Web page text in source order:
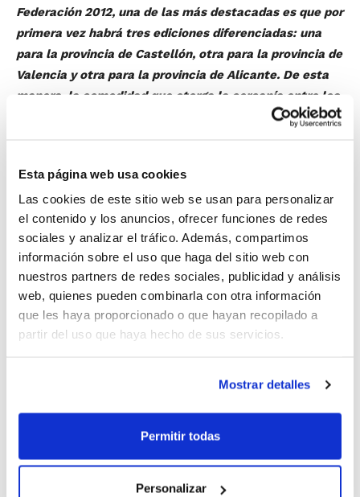
Esta página web usa cookies
Las cookies de este sitio web se usan para personalizar
el contenido y los anuncios, ofrecer funciones de redes
sociales y analizar el tráfico. Además, compartimos
información sobre el uso que haga del sitio web con
nuestros partners de redes sociales, publicidad y análisis
web, quienes pueden combinarla con otra información
que les haya proporcionado o que hayan recopilado a
partir del uso que haya hecho de sus servicios.
Mostrar detalles
Permitir todas
Personalizar
Federación 2012, una de las más destacadas es que por
primera vez habrá tres ediciones diferenciadas: una
para la provincia de Castellón, otra para la provincia de
Valencia y otra para la provincia de Alicante. De esta
manera, la comodidad que otorga la cercanía entre los
equipos y jugadores/as y la elección de categorías, sin
olvidarnos del menor coste económico de la
competición.
En esta nueva edición del Trofeo Federación, que será
ya la nº 43, también van a poder participar los
jugadores/as alevines, puesto que se crea la categoría
minibasket.